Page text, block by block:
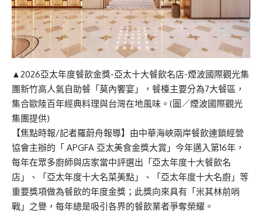
▲2026亞太年度餐飲金獎-亞太十大餐飲名店-煙波國際觀光集
團新竹高人氣自助餐「莫內饗宴」，餐檯主要分為7大餐區，
集合歐陸百年經典料理與台灣在地風味。(圖／煙波國際觀光
集團提供)
【焦點時報/記者羅蔚舟報導】由中華海峽兩岸餐飲連鎖經營
協會主辦的「 APGFA 亞太美食金獎大賞」今年邁入第16年，
每年在眾多廚師與店家當中評選出「亞太年度十大餐飲名
店」、「亞太年度十大名菜美點」、「亞太年度十大名廚」等
重要獎項做為餐飲的年度金獎；此獎向來具有「米其林前哨
戰」之譽，每年總是吸引各界的餐飲業者爭奪榮耀。